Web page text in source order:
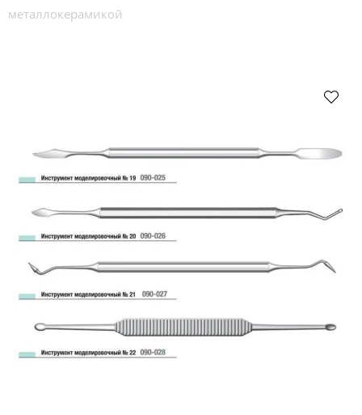
металлокерамикой